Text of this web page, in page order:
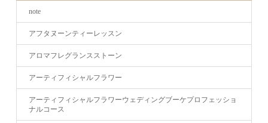
note
アフタヌーンティーレッスン
アロマフレグランスストーン
アーティフィシャルフラワー
アーティフィシャルフラワーウェディングブーケプロフェッショ
ナルコース